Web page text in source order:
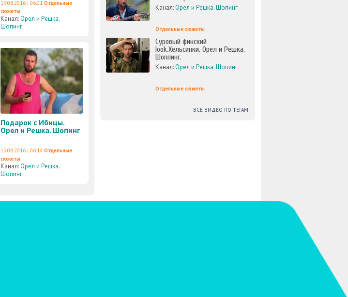
19.08.2016 | 06:01 Отдельные
сюжеты
Канал:Орел и Решка.
Шопинг
Подарок с Ибицы.
Орел и Решка. Шопинг
15.08.2016 | 06:14 Отдельные
сюжеты
Канал:Орел и Решка.
Шопинг
Канал:Орел и Решка. Шопинг
Отдельные сюжеты
Суровый финский
look.Хельсинки. Орел и Решка.
Шоппинг.
Канал:Орел и Решка. Шопинг
Отдельные сюжеты
ВСЕ ВИДЕО ПО ТЕГАМ